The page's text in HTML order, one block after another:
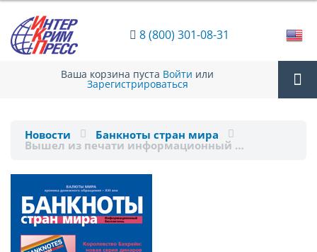
8 (800) 301-08-31
Ваша корзина пуста Войти или
Зарегистрироваться
Новости Банкноты стран мира
Вышел из печати информационный …